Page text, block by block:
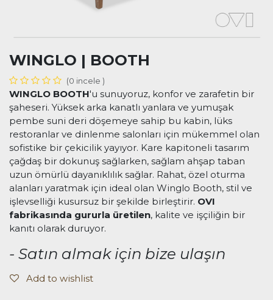
WINGLO | BOOTH
(0 incele )
WINGLO BOOTH'u sunuyoruz, konfor ve zarafetin bir
şaheseri. Yüksek arka kanatlı yanlara ve yumuşak
pembe suni deri döşemeye sahip bu kabin, lüks
restoranlar ve dinlenme salonları için mükemmel olan
sofistike bir çekicilik yayıyor. Kare kapitoneli tasarım
çağdaş bir dokunuş sağlarken, sağlam ahşap taban
uzun ömürlü dayanıklılık sağlar. Rahat, özel oturma
alanları yaratmak için ideal olan Winglo Booth, stil ve
işlevselliği kusursuz bir şekilde birleştirir. OVI
fabrikasında gururla üretilen, kalite ve işçiliğin bir
kanıtı olarak duruyor.
- Satın almak için bize ulaşın
Add to wishlist